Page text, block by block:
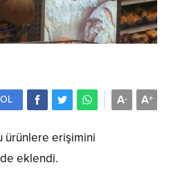
A+
A-
ürünlere erişimini
eklendi.